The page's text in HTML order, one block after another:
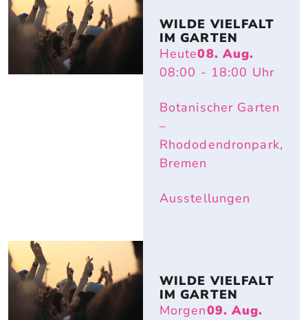
WILDE VIELFALT
IM GARTEN
Heute08. Aug.
08:00 - 18:00 Uhr
Botanischer Garten
–
Rhododendronpark,
Bremen
Ausstellungen
WILDE VIELFALT
IM GARTEN
Morgen09. Aug.